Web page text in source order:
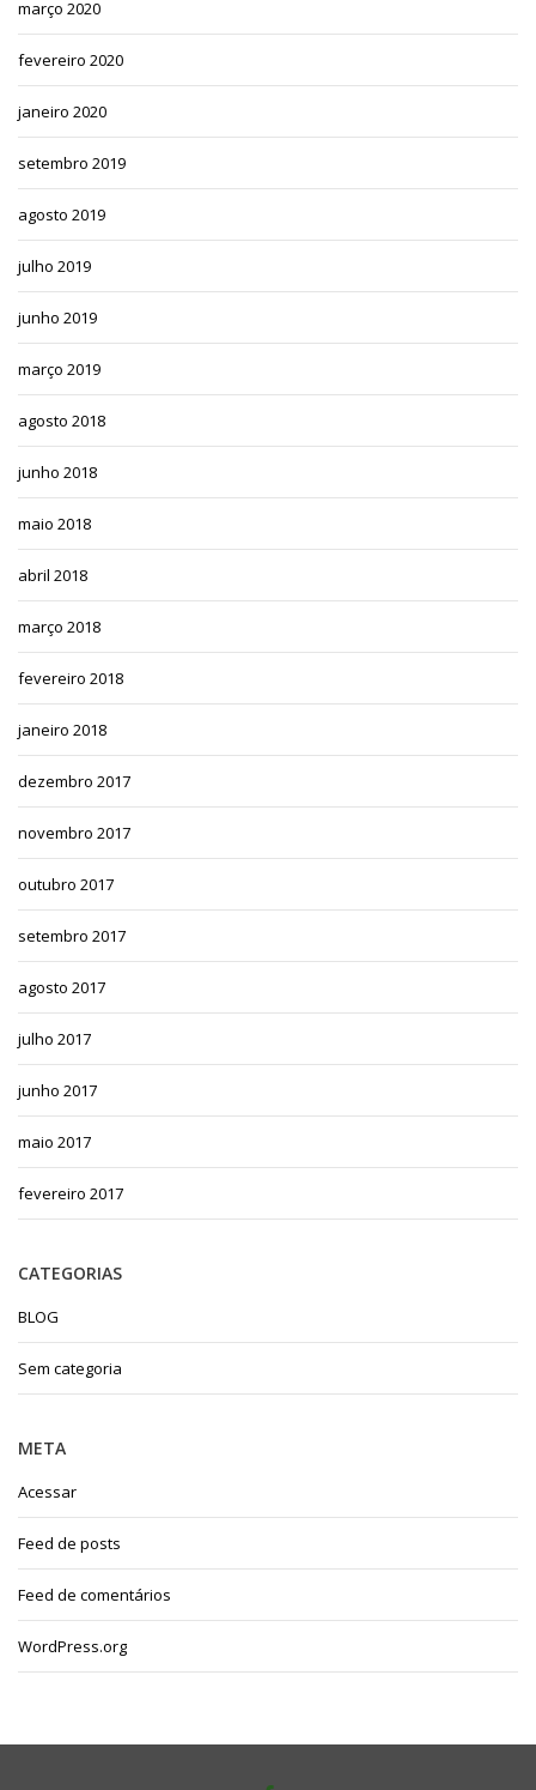
março 2020
fevereiro 2020
janeiro 2020
setembro 2019
agosto 2019
julho 2019
junho 2019
março 2019
agosto 2018
junho 2018
maio 2018
abril 2018
março 2018
fevereiro 2018
janeiro 2018
dezembro 2017
novembro 2017
outubro 2017
setembro 2017
agosto 2017
julho 2017
junho 2017
maio 2017
fevereiro 2017
CATEGORIAS
BLOG
Sem categoria
META
Acessar
Feed de posts
Feed de comentários
WordPress.org